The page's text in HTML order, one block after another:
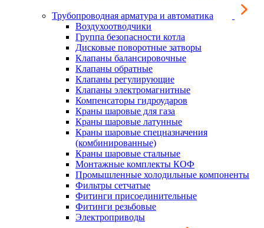
Трубопроводная арматура и автоматика
Воздухоотводчики
Группа безопасности котла
Дисковые поворотные затворы
Клапаны балансировочные
Клапаны обратные
Клапаны регулирующие
Клапаны электромагнитные
Компенсаторы гидроударов
Краны шаровые для газа
Краны шаровые латунные
Краны шаровые спецназначения
(комбинированные)
Краны шаровые стальные
Монтажные комплекты КОФ
Промышленные холодильные компоненты
Фильтры сетчатые
Фитинги присоединительные
Фитинги резьбовые
Электроприводы